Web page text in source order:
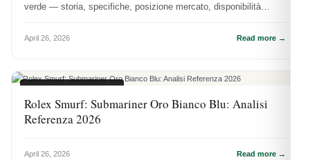
verde — storia, specifiche, posizione mercato, disponibilità
April 26, 2026 Read more →
Rolex Smurf: Submariner Oro Bianco Blu: Analisi
Referenza 2026
April 26, 2026 Read more →